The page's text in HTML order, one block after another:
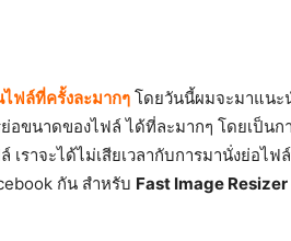
ฟล์ที่ครั้งละมากๆ โดยวันนี้ผมจะมาแนะ
ขนาดของไฟล์ ได้ที่ละมากๆ โดยเป็นก
ราจะได้ไม่เสียเวลากับการมานั่งย่อไฟ
กัน สำหรับ Fast Image